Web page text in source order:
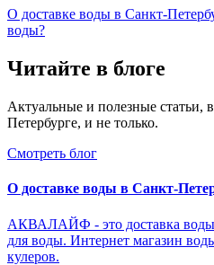
О доставке воды в Санкт-
воды?
Читайте в блоге
Актуальные и полезные статьи,
Петербурге, и не только.
Смотреть блог
О доставке воды в Санкт-
АКВАЛАЙФ - это доставка воды
для воды. Интернет магазин
кулеров.